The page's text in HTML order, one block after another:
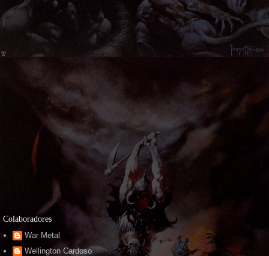
Colaboradores
War Metal
Wellington Cardoso